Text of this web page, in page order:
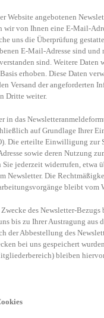
Website angebotenen
wir von Ihnen eine E-Mail-
uns die Überprüfung
E-Mail-Adresse sind und
sind. Weitere Daten
erhoben. Diese Daten
Versand der angeforderten
Dritte weiter.
in das
auf Grundlage Ihrer
Die erteilte Einwilligung zur
sowie deren Nutzung
Sie jederzeit widerrufen, etwa
Newsletter. Die
bleibt vom
des Newsletter-Bezugs
bis zu Ihrer Austragung aus
der Abbestellung des
bei uns gespeichert
bleiben